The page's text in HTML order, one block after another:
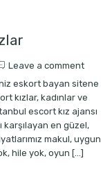
Leave a comment
eskort bayan sitene
kızlar, kadınlar ve
escort kız ajansı
karşılayan en güzel,
makul, uygun
hile yok, oyun […]